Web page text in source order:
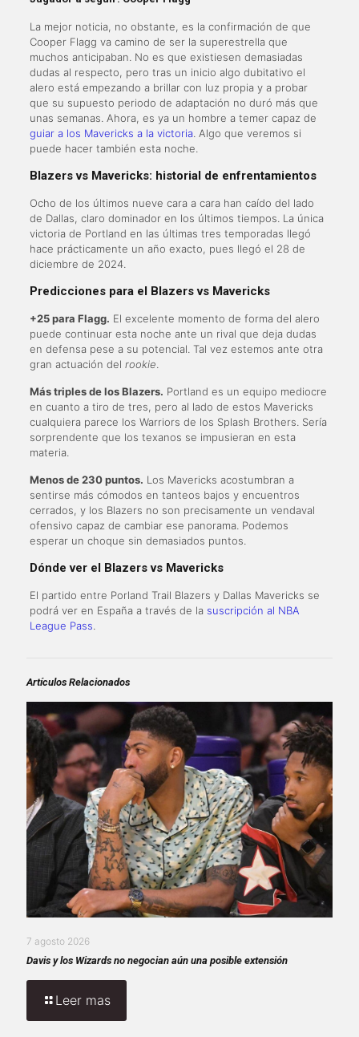
La mejor noticia, no obstante, es la confirmación de que
Cooper Flagg va camino de ser la superestrella que
muchos anticipaban. No es que existiesen demasiadas
dudas al respecto, pero tras un inicio algo dubitativo el
alero está empezando a brillar con luz propia y a probar
que su supuesto periodo de adaptación no duró más que
unas semanas. Ahora, es ya un hombre a temer capaz de
guiar a los Mavericks a la victoria. Algo que veremos si
puede hacer también esta noche.
Blazers vs Mavericks: historial de enfrentamientos
Ocho de los últimos nueve cara a cara han caído del lado
de Dallas, claro dominador en los últimos tiempos. La única
victoria de Portland en las últimas tres temporadas llegó
hace prácticamente un año exacto, pues llegó el 28 de
diciembre de 2024.
Predicciones para el Blazers vs Mavericks
+25 para Flagg. El excelente momento de forma del alero
puede continuar esta noche ante un rival que deja dudas
en defensa pese a su potencial. Tal vez estemos ante otra
gran actuación del rookie.
Más triples de los Blazers. Portland es un equipo mediocre
en cuanto a tiro de tres, pero al lado de estos Mavericks
cualquiera parece los Warriors de los Splash Brothers. Sería
sorprendente que los texanos se impusieran en esta
materia.
Menos de 230 puntos. Los Mavericks acostumbran a
sentirse más cómodos en tanteos bajos y encuentros
cerrados, y los Blazers no son precisamente un vendaval
ofensivo capaz de cambiar ese panorama. Podemos
esperar un choque sin demasiados puntos.
Dónde ver el Blazers vs Mavericks
El partido entre Porland Trail Blazers y Dallas Mavericks se
podrá ver en España a través de la suscripción al NBA
League Pass.
Artículos Relacionados
7 agosto 2026
Davis y los Wizards no negocian aún una posible extensión
Leer mas